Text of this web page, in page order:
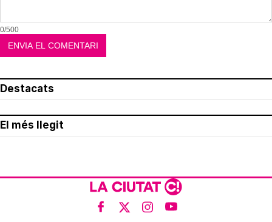
0/500
Destacats
El més llegit